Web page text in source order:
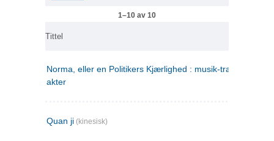
1–10 av 10
Tittel
Norma, eller en Politikers Kjærlighed : musik-tragedie i tre
akter
Quan ji (kinesisk)